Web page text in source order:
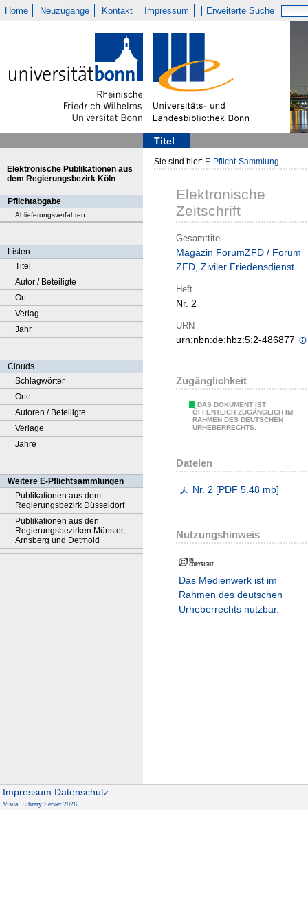
Home Neuzugänge Kontakt Impressum Erweiterte Suche
Titel
Elektronische Publikationen aus
dem Regierungsbezirk Köln
Pflichtabgabe
Ablieferungsverfahren
Listen
Titel
Autor / Beteiligte
Ort
Verlag
Jahr
Clouds
Schlagwörter
Orte
Autoren / Beteiligte
Verlage
Jahre
Weitere E-Pflichtsammlungen
Publikationen aus dem
Regierungsbezirk Düsseldorf
Publikationen aus den
Regierungsbezirken Münster,
Arnsberg und Detmold
Sie sind hier: E-Pflicht-Sammlung
Elektronische
Zeitschrift
Gesamttitel
Magazin ForumZFD / Forum
ZFD, Ziviler Friedensdienst
Heft
Nr. 2
URN
urn:nbn:de:hbz:5:2-486877
Zugänglichkeit
DAS DOKUMENT IST
ÖFFENTLICH ZUGÄNGLICH IM
RAHMEN DES DEUTSCHEN
URHEBERRECHTS.
Dateien
Nr. 2 [PDF 5.48 mb]
Nutzungshinweis
Das Medienwerk ist im
Rahmen des deutschen
Urheberrechts nutzbar.
Impressum Datenschutz
Visual Library Server 2026